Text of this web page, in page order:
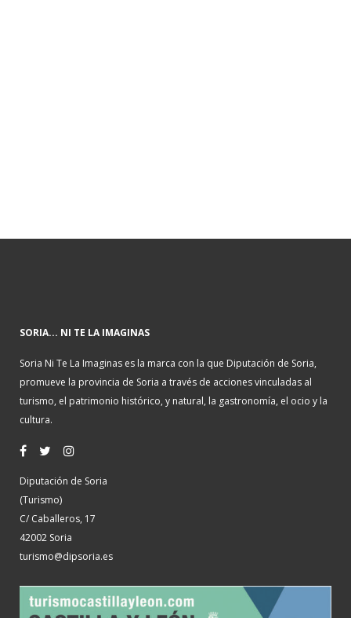
SORIA... NI TE LA IMAGINAS
Soria Ni Te La Imaginas es la marca con la que Diputación de Soria,
promueve la provincia de Soria a través de acciones vinculadas al
turismo, el patrimonio histórico, y natural, la gastronomía, el ocio y la
cultura.
Diputación de Soria
(Turismo)
C/ Caballeros, 17
42002 Soria
turismo@dipsoria.es